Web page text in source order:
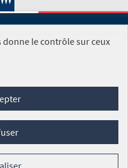
NATIONALE
(CGU)
Cookies
donne le contrôle sur ceux